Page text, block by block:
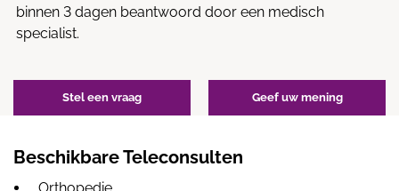
binnen 3 dagen beantwoord door een medisch
specialist.
Stel een vraag Geef uw mening
Beschikbare Teleconsulten